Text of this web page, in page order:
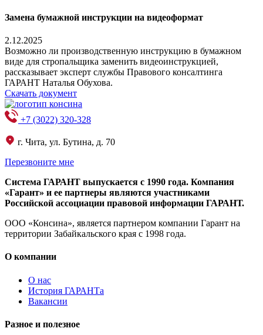
Замена бумажной инструкции на видеоформат
2.12.2025
Возможно ли производственную инструкцию в бумажном
виде для стропальщика заменить видеоинструкцией,
рассказывает эксперт службы Правового консалтинга
ГАРАНТ Наталья Обухова.
Скачать документ
+7 (3022) 320-328
г. Чита, ул. Бутина, д. 70
Перезвоните мне
Система ГАРАНТ выпускается с 1990 года. Компания
«Гарант» и ее партнеры являются участниками
Российской ассоциации правовой информации ГАРАНТ.
ООО «Консина», является партнером компании Гарант на
территории Забайкальского края с 1998 года.
О компании
О нас
История ГАРАНТа
Вакансии
Разное и полезное